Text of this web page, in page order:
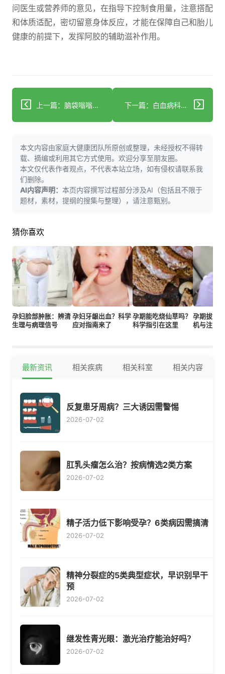
问医生或营养师的意见，在指导下控制食用量，注意搭配
和体质适配，密切留意身体反应，才能在保障自己和胎儿
健康的前提下，发挥阿胶的辅助滋补作用。
上一篇：脑袋嗡嗡响？警惕脑鸣，科学应对指南 下一篇：白血病科学预防：7项防护降发病风险
本文内容由家庭大健康团队所原创或整理，未经授权不得转
载、摘编或利用其它方式使用。欢迎分享至朋友圈。
本文仅代表作者观点，不代表本站立场，如有侵权请联系我
们删除。
AI内容声明： 本页内容撰写过程部分涉及AI（包括且不限于
题材，素材，提纲的搜集与整理），请注意甄别。
猜你喜欢
孕妇脸部肿胀：辨清
生理与病理信号
孕妇牙龈出血？科学
应对指南来了
孕期能吃烧仙草吗？
科学指引在这里
孕期拔牙
机与注意
最新资讯 相关疾病 相关科室 相关内容
反复患牙周病？三大诱因需警惕
2026-07-02
肛乳头瘤怎么治？按病情选2类方案
2026-07-02
精子活力低下影响受孕？6类病因需搞清
2026-07-02
精神分裂症的5类典型症状，早识别早干
预
2026-07-02
继发性青光眼：激光治疗能治好吗？
2026-07-02